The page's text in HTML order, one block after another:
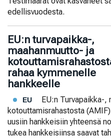
edellisvuodesta.
EU:n turvapaikka-,
maahanmuutto- ja
rahaa kymmenelle
hankkeelle
EU
EU:n Turvapaikka-,
kotouttamisrahastosta
uusiin hankkeisiin yhteensä
tukea hankkeisiinsa saavat